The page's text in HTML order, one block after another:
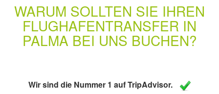
WARUM SOLLTEN SIE IHREN
FLUGHAFENTRANSFER IN
PALMA BEI UNS BUCHEN?
Wir sind die Nummer 1 auf TripAdvisor.